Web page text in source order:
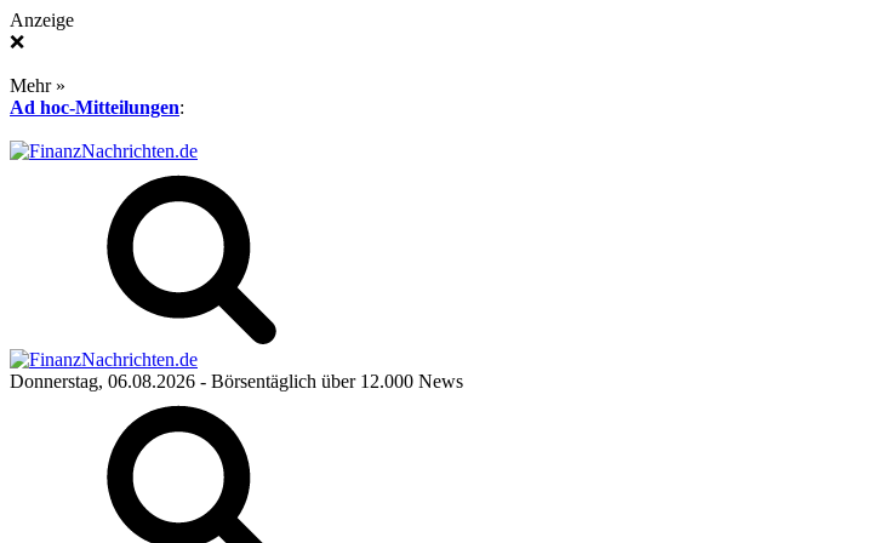
Anzeige
❌
Mehr »
Ad hoc-Mitteilungen:
Donnerstag, 06.08.2026 - Börsentäglich über 12.000 News